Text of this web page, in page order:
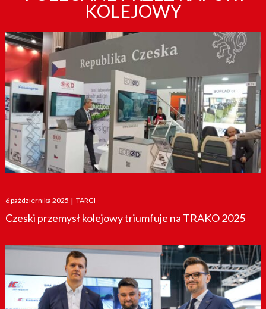
KOLEJOWY
Posted
on
6 października 2025 | TARGI
Czeski przemysł kolejowy triumfuje na TRAKO 2025